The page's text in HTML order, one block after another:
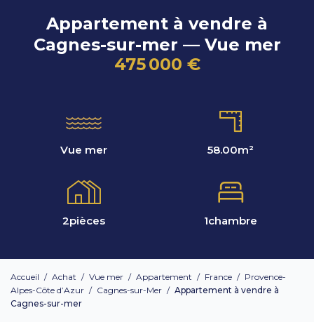
Appartement à vendre à
Cagnes-sur-mer — Vue mer
475 000 €
Vue mer 58.00m²
2pièces 1chambre
Accueil / Achat / Vue mer / Appartement / France / Provence-
Alpes-Côte d’Azur / Cagnes-sur-Mer / Appartement à vendre à
Cagnes-sur-mer